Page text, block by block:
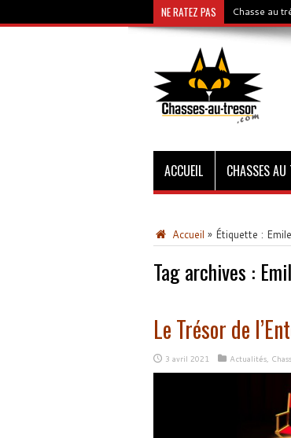
NE RATEZ PAS Chasse au
ACCUEIL CHASSES AU
Accueil » Étiquette :
Tag archives :
Le Trésor de
3 avril 2021 Actualités,